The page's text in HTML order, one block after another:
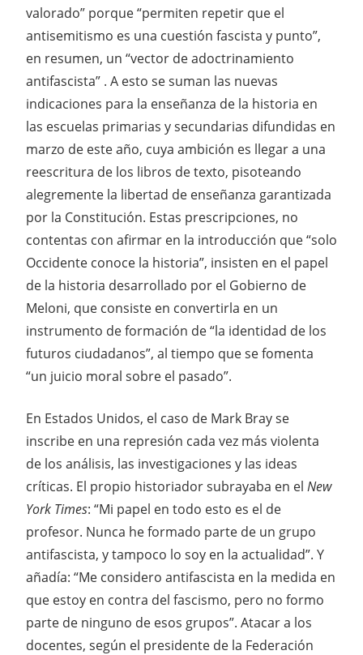
valorado” porque “permiten repetir que el
antisemitismo es una cuestión fascista y punto”,
en resumen, un “vector de adoctrinamiento
antifascista” . A esto se suman las nuevas
indicaciones para la enseñanza de la historia en
las escuelas primarias y secundarias difundidas en
marzo de este año, cuya ambición es llegar a una
reescritura de los libros de texto, pisoteando
alegremente la libertad de enseñanza garantizada
por la Constitución. Estas prescripciones, no
contentas con afirmar en la introducción que “solo
Occidente conoce la historia”, insisten en el papel
de la historia desarrollado por el Gobierno de
Meloni, que consiste en convertirla en un
instrumento de formación de “la identidad de los
futuros ciudadanos”, al tiempo que se fomenta
“un juicio moral sobre el pasado”.
En Estados Unidos, el caso de Mark Bray se
inscribe en una represión cada vez más violenta
de los análisis, las investigaciones y las ideas
críticas. El propio historiador subrayaba en el New
York Times: “Mi papel en todo esto es el de
profesor. Nunca he formado parte de un grupo
antifascista, y tampoco lo soy en la actualidad”. Y
añadía: “Me considero antifascista en la medida en
que estoy en contra del fascismo, pero no formo
parte de ninguno de esos grupos”. Atacar a los
docentes, según el presidente de la Federación